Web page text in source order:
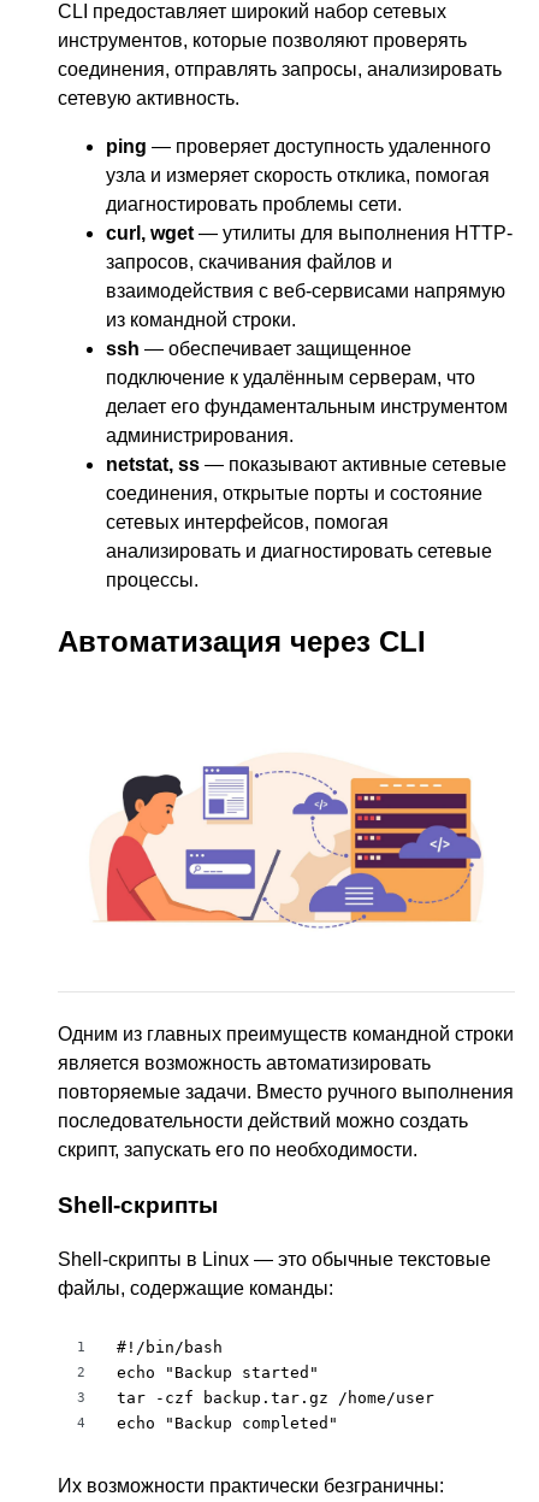
CLI предоставляет широкий набор сетевых
инструментов, которые позволяют проверять
соединения, отправлять запросы, анализировать
сетевую активность.
ping — проверяет доступность удаленного
узла и измеряет скорость отклика, помогая
диагностировать проблемы сети.
curl, wget — утилиты для выполнения HTTP-
запросов, скачивания файлов и
взаимодействия с веб-сервисами напрямую
из командной строки.
ssh — обеспечивает защищенное
подключение к удалённым серверам, что
делает его фундаментальным инструментом
администрирования.
netstat, ss — показывают активные сетевые
соединения, открытые порты и состояние
сетевых интерфейсов, помогая
анализировать и диагностировать сетевые
процессы.
Автоматизация через CLI
Одним из главных преимуществ командной строки
является возможность автоматизировать
повторяемые задачи. Вместо ручного выполнения
последовательности действий можно создать
скрипт, запускать его по необходимости.
Shell-скрипты
Shell-скрипты в Linux — это обычные текстовые
файлы, содержащие команды:
1
2
3
4
#!/bin/bash
echo "Backup started"
tar -czf backup.tar.gz /home/user
echo "Backup completed"
Их возможности практически безграничны: